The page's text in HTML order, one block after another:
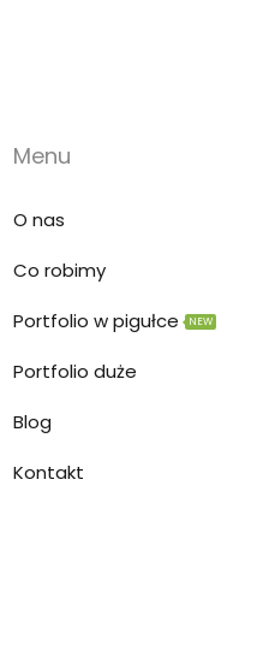
Menu
O nas
Co robimy
Portfolio w pigułce
NEW
Portfolio duże
Blog
Kontakt